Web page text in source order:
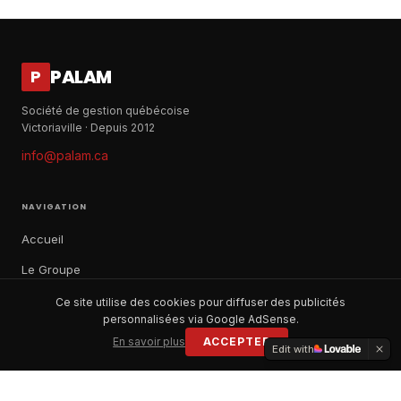
P PALAM
Société de gestion québécoise
Victoriaville · Depuis 2012
info@palam.ca
NAVIGATION
Accueil
Le Groupe
Notre histoire
Ce site utilise des cookies pour diffuser des publicités
personnalisées via Google AdSense.
En savoir plus
ACCEPTER
Edit with